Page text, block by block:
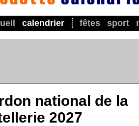
calendrier fêtes sport
national de la
2027